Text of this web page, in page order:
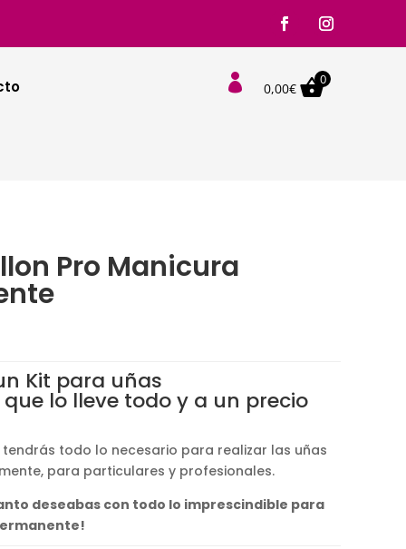
 0,00€
0
Pro Manicura
Kit para uñas
lo lleve todo y a un precio
tendrás todo lo necesario para realizar las uñas
para particulares y profesionales.
deseabas con todo lo imprescindible para